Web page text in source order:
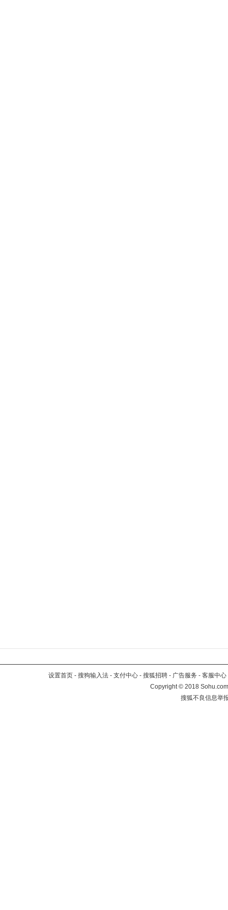
设置首页 - 搜狗输入法 - 支付中心 - 搜狐招聘 - 广告服务 - 客服中心
Copyright©2018
搜狐不良信息举